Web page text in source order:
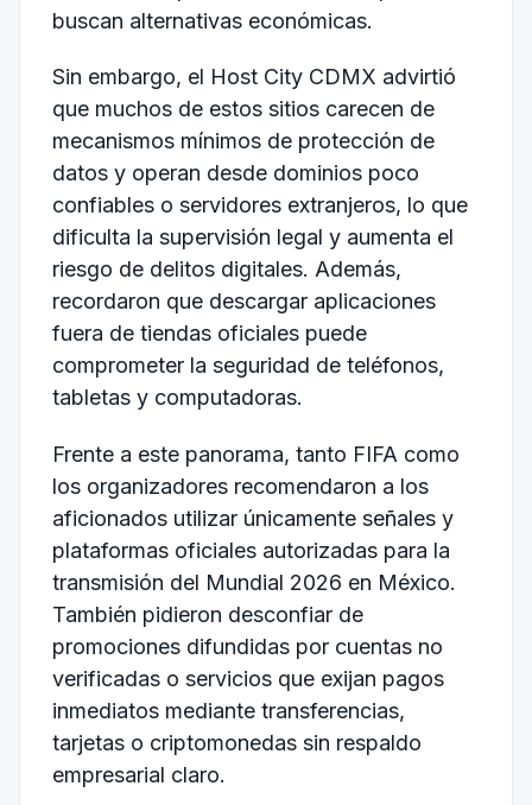
buscan alternativas económicas.
Sin embargo, el Host City CDMX advirtió
que muchos de estos sitios carecen de
mecanismos mínimos de protección de
datos y operan desde dominios poco
confiables o servidores extranjeros, lo que
dificulta la supervisión legal y aumenta el
riesgo de delitos digitales. Además,
recordaron que descargar aplicaciones
fuera de tiendas oficiales puede
comprometer la seguridad de teléfonos,
tabletas y computadoras.
Frente a este panorama, tanto FIFA como
los organizadores recomendaron a los
aficionados utilizar únicamente señales y
plataformas oficiales autorizadas para la
transmisión del Mundial 2026 en México.
También pidieron desconfiar de
promociones difundidas por cuentas no
verificadas o servicios que exijan pagos
inmediatos mediante transferencias,
tarjetas o criptomonedas sin respaldo
empresarial claro.